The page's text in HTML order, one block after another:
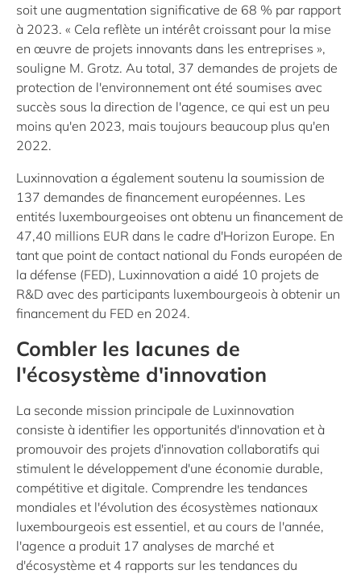
soit une augmentation significative de 68 % par rapport
à 2023. « Cela reflète un intérêt croissant pour la mise
en œuvre de projets innovants dans les entreprises »,
souligne M. Grotz. Au total, 37 demandes de projets de
protection de l'environnement ont été soumises avec
succès sous la direction de l'agence, ce qui est un peu
moins qu'en 2023, mais toujours beaucoup plus qu'en
2022.
Luxinnovation a également soutenu la soumission de
137 demandes de financement européennes. Les
entités luxembourgeoises ont obtenu un financement de
47,40 millions EUR dans le cadre d'Horizon Europe. En
tant que point de contact national du Fonds européen de
la défense (FED), Luxinnovation a aidé 10 projets de
R&D avec des participants luxembourgeois à obtenir un
financement du FED en 2024.
Combler les lacunes de
l'écosystème d'innovation
La seconde mission principale de Luxinnovation
consiste à identifier les opportunités d'innovation et à
promouvoir des projets d'innovation collaboratifs qui
stimulent le développement d'une économie durable,
compétitive et digitale. Comprendre les tendances
mondiales et l'évolution des écosystèmes nationaux
luxembourgeois est essentiel, et au cours de l'année,
l'agence a produit 17 analyses de marché et
d'écosystème et 4 rapports sur les tendances du